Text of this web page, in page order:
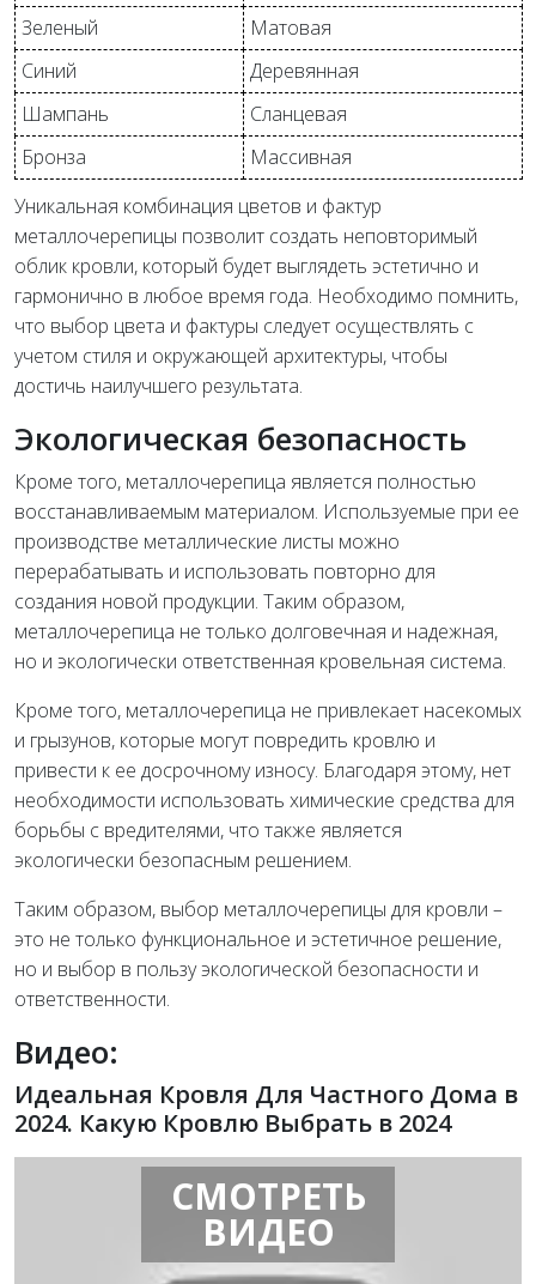
Зеленый
Матовая
Синий
Деревянная
Шампань
Сланцевая
Бронза
Массивная
Уникальная комбинация цветов и фактур
металлочерепицы позволит создать неповторимый
облик кровли, который будет выглядеть эстетично и
гармонично в любое время года. Необходимо помнить,
что выбор цвета и фактуры следует осуществлять с
учетом стиля и окружающей архитектуры, чтобы
достичь наилучшего результата.
Экологическая безопасность
Кроме того, металлочерепица является полностью
восстанавливаемым материалом. Используемые при ее
производстве металлические листы можно
перерабатывать и использовать повторно для
создания новой продукции. Таким образом,
металлочерепица не только долговечная и надежная,
но и экологически ответственная кровельная система.
Кроме того, металлочерепица не привлекает насекомых
и грызунов, которые могут повредить кровлю и
привести к ее досрочному износу. Благодаря этому, нет
необходимости использовать химические средства для
борьбы с вредителями, что также является
экологически безопасным решением.
Таким образом, выбор металлочерепицы для кровли –
это не только функциональное и эстетичное решение,
но и выбор в пользу экологической безопасности и
ответственности.
Видео:
Идеальная Кровля Для Частного Дома в
2024. Какую Кровлю Выбрать в 2024
СМОТРЕТЬ
ВИДЕО